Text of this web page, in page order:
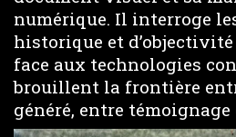
numérique. Il interroge
historique et
face aux technologies
brouillent la frontière
généré, entre